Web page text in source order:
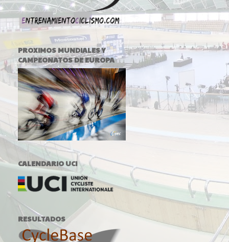
PROXIMOS MUNDIALES Y
CAMPEONATOS DE EUROPA
CALENDARIO UCI
RESULTADOS